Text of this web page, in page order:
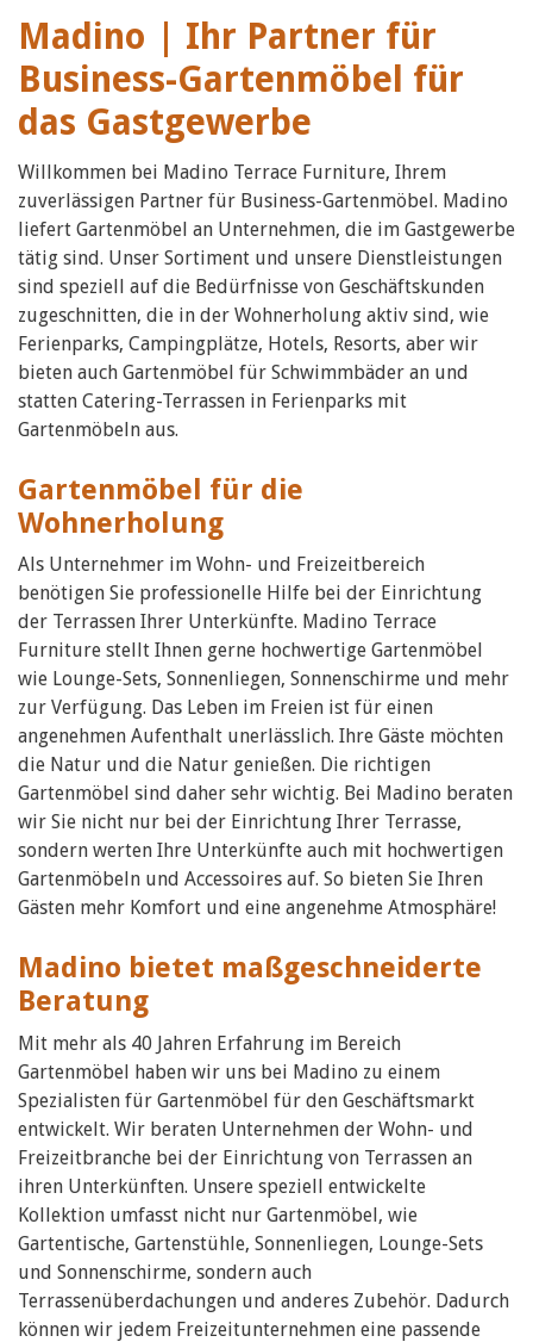
Madino | Ihr Partner für
Business-Gartenmöbel für
das Gastgewerbe
Willkommen bei Madino Terrace Furniture, Ihrem
zuverlässigen Partner für Business-Gartenmöbel. Madino
liefert Gartenmöbel an Unternehmen, die im Gastgewerbe
tätig sind. Unser Sortiment und unsere Dienstleistungen
sind speziell auf die Bedürfnisse von Geschäftskunden
zugeschnitten, die in der Wohnerholung aktiv sind, wie
Ferienparks, Campingplätze, Hotels, Resorts, aber wir
bieten auch Gartenmöbel für Schwimmbäder an und
statten Catering-Terrassen in Ferienparks mit
Gartenmöbeln aus.
Gartenmöbel für die
Wohnerholung
Als Unternehmer im Wohn- und Freizeitbereich
benötigen Sie professionelle Hilfe bei der Einrichtung
der Terrassen Ihrer Unterkünfte. Madino Terrace
Furniture stellt Ihnen gerne hochwertige Gartenmöbel
wie Lounge-Sets, Sonnenliegen, Sonnenschirme und mehr
zur Verfügung. Das Leben im Freien ist für einen
angenehmen Aufenthalt unerlässlich. Ihre Gäste möchten
die Natur und die Natur genießen. Die richtigen
Gartenmöbel sind daher sehr wichtig. Bei Madino beraten
wir Sie nicht nur bei der Einrichtung Ihrer Terrasse,
sondern werten Ihre Unterkünfte auch mit hochwertigen
Gartenmöbeln und Accessoires auf. So bieten Sie Ihren
Gästen mehr Komfort und eine angenehme Atmosphäre!
Madino bietet maßgeschneiderte
Beratung
Mit mehr als 40 Jahren Erfahrung im Bereich
Gartenmöbel haben wir uns bei Madino zu einem
Spezialisten für Gartenmöbel für den Geschäftsmarkt
entwickelt. Wir beraten Unternehmen der Wohn- und
Freizeitbranche bei der Einrichtung von Terrassen an
ihren Unterkünften. Unsere speziell entwickelte
Kollektion umfasst nicht nur Gartenmöbel, wie
Gartentische, Gartenstühle, Sonnenliegen, Lounge-Sets
und Sonnenschirme, sondern auch
Terrassenüberdachungen und anderes Zubehör. Dadurch
können wir jedem Freizeitunternehmen eine passende